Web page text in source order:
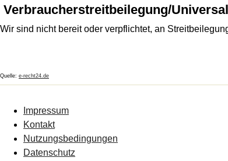
Verbraucher­streit­beilegung/
Wir sind nicht bereit oder verpflichtet, an
Quelle: e-recht24.de
Impressum
Kontakt
Nutzungsbedingungen
Datenschutz